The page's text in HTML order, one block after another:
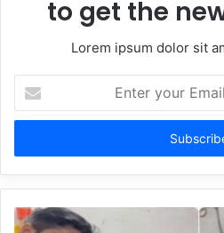
to get the
Lorem ipsum dolor sit
your
Email